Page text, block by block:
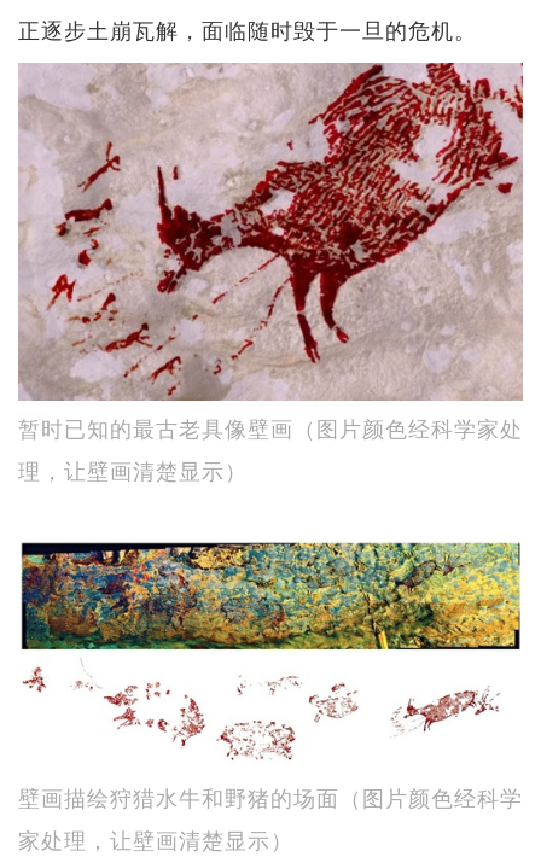
正逐步土崩瓦解，面临随时毁于一旦的危机。
暂时已知的最古老具像壁画（图片颜色经科学家处
理，让壁画清楚显示）
壁画描绘狩猎水牛和野猪的场面（图片颜色经科学
家处理，让壁画清楚显示）